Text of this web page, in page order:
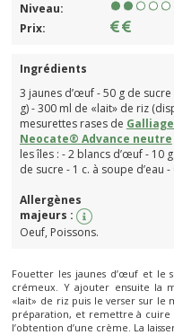
Niveau:
Prix:
Ingrédients
3 jaunes d’œuf - 50 g de
g) - 300 ml de «lait» de riz
mesurettes rases de
Neocate® Advance neutre
les îles : - 2 blancs d’œuf - 10
de sucre - 1 c. à soupe
Allergènes
majeurs :
Oeuf, Poissons.
Fouetter les jaunes d’œuf et le
crémeux. Y ajouter ensuite la
«lait» de riz puis le verser sur le
préparation, et remettre à cuire
l’obtention d’une crème. La